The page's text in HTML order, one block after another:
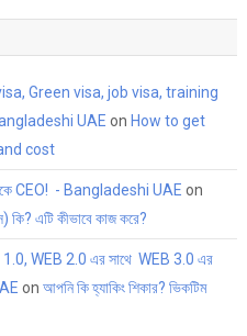
Green visa, job visa, training
UAE on How to get
cost
CEO! - Bangladeshi UAE on
কি? এটি কীভাবে কাজ করে?
1.0, WEB 2.0 এর সাথে WEB 3.0 এর
on আপনি কি হ্যাকিং শিকার? ভিকটিম